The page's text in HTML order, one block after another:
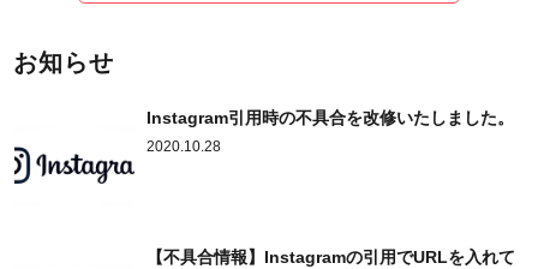
お知らせ
Instagram引用時の不具合を改修いたしました。
2020.10.28
【不具合情報】Instagramの引用でURLを入れて